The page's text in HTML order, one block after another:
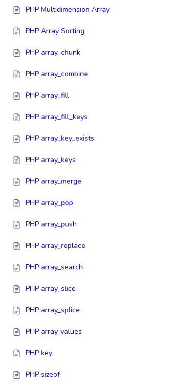
PHP Multidimension Array
PHP Array Sorting
PHP array_chunk
PHP array_combine
PHP array_fill
PHP array_fill_keys
PHP array_key_exists
PHP array_keys
PHP array_merge
PHP array_pop
PHP array_push
PHP array_replace
PHP array_search
PHP array_slice
PHP array_splice
PHP array_values
PHP key
PHP sizeof